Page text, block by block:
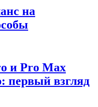
на
и Pro Max
первый взгляд